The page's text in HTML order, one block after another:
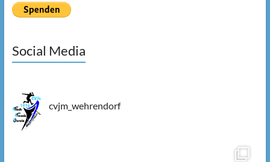
Social Media
cvjm_wehrendorf